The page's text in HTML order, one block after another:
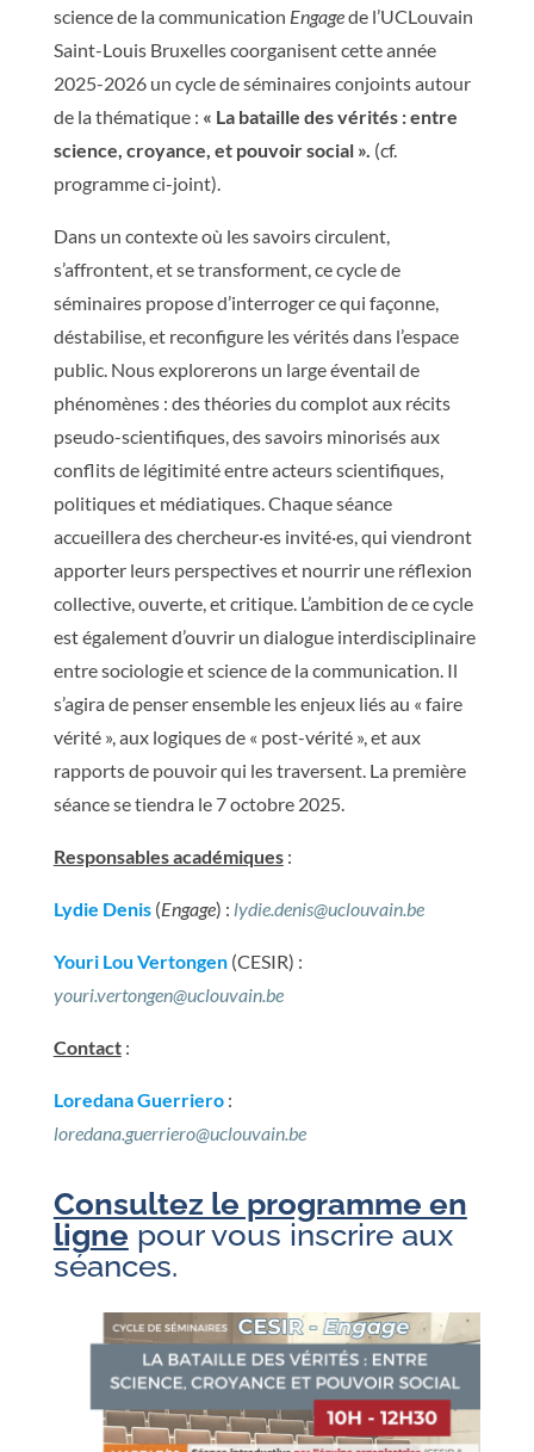
science de la communication Engagede l’UCLouvain
Saint-Louis Bruxelles coorganisent cette année
2025-2026 un cycle de séminaires conjoints autour
de la thématique : « La bataille des vérités : entre
science, croyance, et pouvoir social ». (cf.
programme ci-joint).
Dans un contexte où les savoirs circulent,
s’affrontent, et se transforment, ce cycle de
séminaires propose d’interroger ce qui façonne,
déstabilise, et reconfigure les vérités dans l’espace
public. Nous explorerons un large éventail de
phénomènes : des théories du complot aux récits
pseudo-scientifiques, des savoirs minorisés aux
conflits de légitimité entre acteurs scientifiques,
politiques et médiatiques. Chaque séance
accueillera des chercheur·es invité·es, qui viendront
apporter leurs perspectives et nourrir une réflexion
collective, ouverte, et critique. L’ambition de ce cycle
est également d’ouvrir un dialogue interdisciplinaire
entre sociologie et science de la communication. Il
s’agira de penser ensemble les enjeux liés au « faire
vérité », aux logiques de « post-vérité », et aux
rapports de pouvoir qui les traversent. La première
séance se tiendra le 7 octobre 2025.
Responsables académiques:
Lydie Denis(Engage) : lydie.denis@uclouvain.be
Youri Lou Vertongen(CESIR) :
youri.vertongen@uclouvain.be
Contact:
Loredana Guerriero:
loredana.guerriero@uclouvain.be
Consultez le programme en
ligne pour vous inscrire aux
séances.